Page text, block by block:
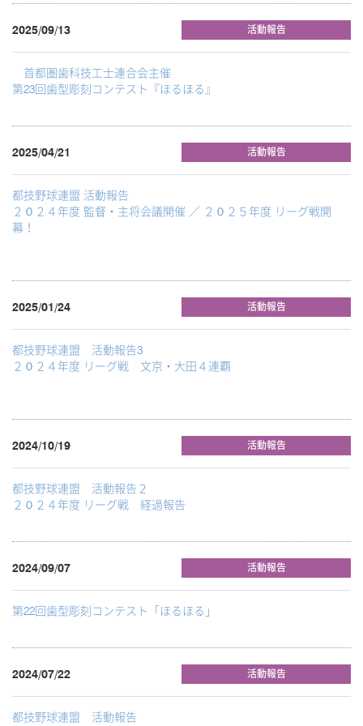
2025/09/13 活動報告
首都圏歯科技工士連合会主催
第23回歯型彫刻コンテスト『ほるほる』
2025/04/21 活動報告
都技野球連盟 活動報告
２０２４年度 監督・主将会議開催 ／ ２０２５年度 リーグ戦開
幕！
2025/01/24 活動報告
都技野球連盟 活動報告3
２０２４年度 リーグ戦 文京・大田４連覇
2024/10/19 活動報告
都技野球連盟 活動報告２
２０２４年度 リーグ戦 経過報告
2024/09/07 活動報告
第22回歯型彫刻コンテスト「ほるほる」
2024/07/22 活動報告
都技野球連盟 活動報告